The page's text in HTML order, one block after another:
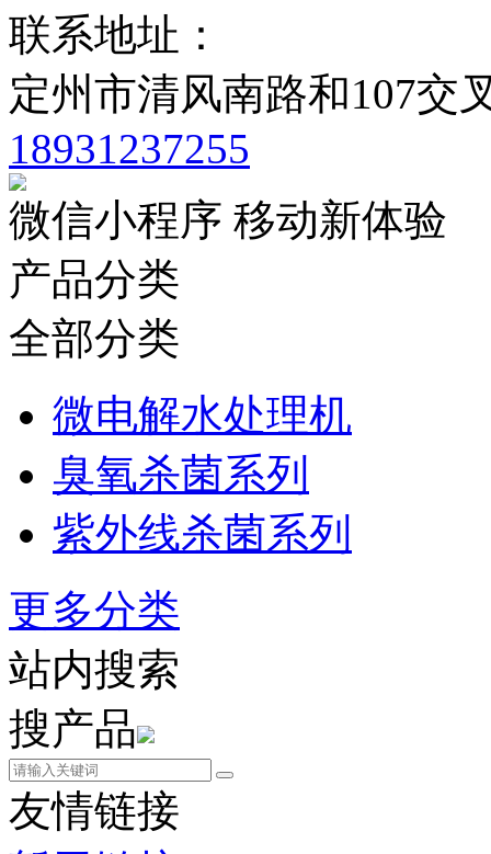
联系地址：
定州市清风南路和107交
18931237255
微信小程序 移动新体验
产品分类
全部分类
微电解水处理机
臭氧杀菌系列
紫外线杀菌系列
更多分类
站内搜索
搜产品
友情链接